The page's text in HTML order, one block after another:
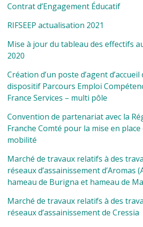
Contrat d’Engagement Éducatif
RIFSEEP actualisation 2021
Mise à jour du tableau des effectifs
2020
Création d’un poste d’agent
dispositif Parcours Emploi
France Services – multi pôle
Convention de partenariat avec la
Franche Comté pour la mise en
mobilité
Marché de travaux relatifs à des
réseaux d’assainissement d’Aromas
hameau de Burigna et hameau de
Marché de travaux relatifs à des
réseaux d’assainissement de Cressia